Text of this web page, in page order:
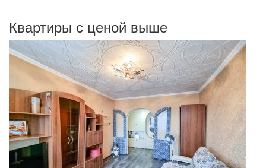
Квартиры с ценой выше